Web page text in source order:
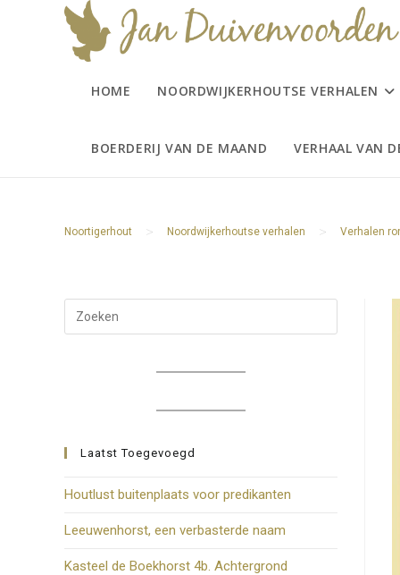
HOME NOORDWIJKERHOUTSE VERHALEN
BOERDERIJ VAN DE MAAND VERHAAL VAN
Noortigerhout > Noordwijkerhoutse verhalen > Verhalen
op
Laatst Toegevoegd
Houtlust buitenplaats voor predikanten
Leeuwenhorst, een verbasterde naam
Kasteel de Boekhorst 4b. Achtergrond